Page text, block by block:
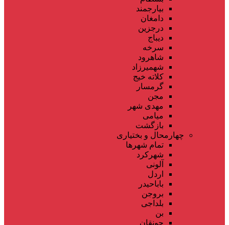
بیارجمند
دامغان
درجزین
دیباج
سرخه
شاهرود
شهمیرزاد
کلاته خیج
گرمسار
مجن
مهدی شهر
میامی
بازگشت
چهارمحال و بختیاری
تمام شهر‌ها
شهرکرد
آلونی
اردل
باباحیدر
بروجن
بلداجی
بن
جونقان